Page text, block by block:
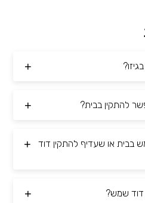
להתקין בבית?
בבית או שעדיף להתקין דוד
דוד שמש?